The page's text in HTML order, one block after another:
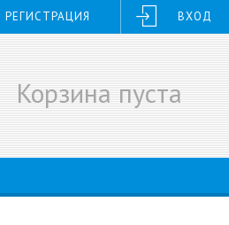
РЕГИСТРАЦИЯ ВХОД
Корзина пуста